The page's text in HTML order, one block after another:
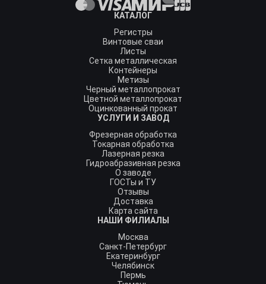
КАТАЛОГ
Регистры
Винтовые сваи
Листы
Сетка металлическая
Контейнеры
Метизы
Черный металлопрокат
Цветной металлопрокат
Оцинкованный прокат
УСЛУГИ И ЗАВОД
Фрезерная обработка
Токарная обработка
Лазерная резка
Гидроабразивная резка
О заводе
ГОСТы и ТУ
Отзывы
Доставка
Карта сайта
НАШИ ФИЛИАЛЫ
Москва
Санкт-Петербург
Екатеринбург
Челябинск
Пермь